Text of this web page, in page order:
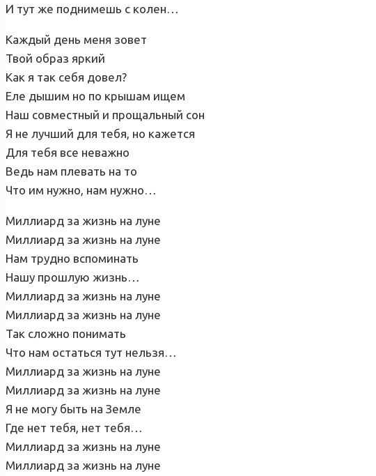
И тут же поднимешь с колен…
Каждый день меня зовет
Твой образ яркий
Как я так себя довел?
Еле дышим но по крышам ищем
Наш совместный и прощальный сон
Я не лучший для тебя, но кажется
Для тебя все неважно
Ведь нам плевать на то
Что им нужно, нам нужно…
Миллиард за жизнь на луне
Миллиард за жизнь на луне
Нам трудно вспоминать
Нашу прошлую жизнь…
Миллиард за жизнь на луне
Миллиард за жизнь на луне
Так сложно понимать
Что нам остаться тут нельзя…
Миллиард за жизнь на луне
Миллиард за жизнь на луне
Я не могу быть на Земле
Где нет тебя, нет тебя…
Миллиард за жизнь на луне
Миллиард за жизнь на луне